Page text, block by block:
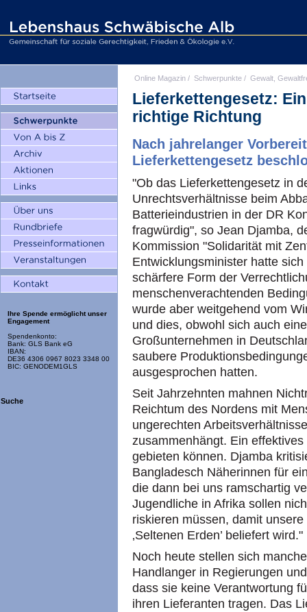
Ihre Spende ermöglicht unser
Engagement
Spendenkonto:
Bank: GLS Bank eG
IBAN:
DE36 4306 0967 8023 3348 00
BIC: GENODEM1GLS
Suche
Online Magazin / Schwerpunkte / Gewalt,
Lieferkettengesetz:
richtige Richtung
Nach jahrelanger
Lieferkettengesetz
"Ob das Lieferkettengesetz in
Unrechtsverhältnisse beim
Batterieindustrien in der DR
fragwürdig", so Jean Djamba,
Kommission "Solidarität mit
Entwicklungsminister hatte
schärfere Form der
menschenverachtenden
wurde aber weitgehend vom
und dies, obwohl sich auch
Großunternehmen in
saubere
ausgesprochen hatten.
Seit Jahrzehnten mahnen
Reichtum des Nordens mit
ungerechten
zusammenhängt. Ein
gebieten können. Djamba
Bangladesch Näherinnen für
die dann bei uns ramschartig
Jugendliche in Afrika sollen
riskieren müssen, damit
‚Seltenen Erden’ beliefert wird."
Noch heute stellen sich
Handlanger in Regierungen
dass sie keine Verantwortung
ihren Lieferanten tragen. Das